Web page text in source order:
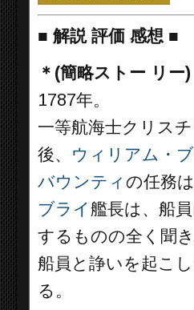
■ 解説 評価 感想 ■
＊(簡略ストー リー)
1787年。
一等航海士クリスチ
後、 ウィリアム・
バウンティ の任務
ブライ艦長は、船
するものの全く聞
船員と諍いを起こ
る。